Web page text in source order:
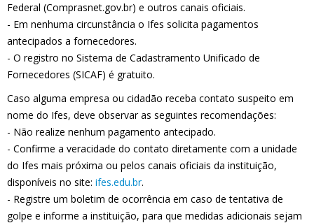
Federal (Comprasnet.gov.br) e outros canais oficiais.
- Em nenhuma circunstância o Ifes solicita pagamentos
antecipados a fornecedores.
- O registro no Sistema de Cadastramento Unificado de
Fornecedores (SICAF) é gratuito.
Caso alguma empresa ou cidadão receba contato suspeito em
nome do Ifes, deve observar as seguintes recomendações:
- Não realize nenhum pagamento antecipado.
- Confirme a veracidade do contato diretamente com a unidade
do Ifes mais próxima ou pelos canais oficiais da instituição,
disponíveis no site: ifes.edu.br.
- Registre um boletim de ocorrência em caso de tentativa de
golpe e informe a instituição, para que medidas adicionais sejam